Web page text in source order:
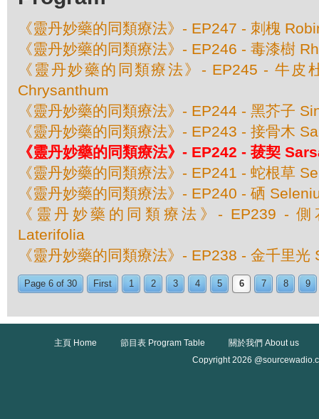
《靈丹妙藥的同類療法》- EP247 - 刺槐
《靈丹妙藥的同類療法》- EP246 - 毒漆樹
《靈丹妙藥的同類療法》- EP245 - 牛皮
Chrysanthum
《靈丹妙藥的同類療法》- EP244 - 黑芥子
《靈丹妙藥的同類療法》- EP243 - 接骨木
《靈丹妙藥的同類療法》- EP242 - 菝契
《靈丹妙藥的同類療法》- EP241 - 蛇根草
《靈丹妙藥的同類療法》- EP240 - 硒
《靈丹妙藥的同類療法》- EP239 - 側
Laterifolia
《靈丹妙藥的同類療法》- EP238 - 金千里
Page 6 of 30 First 1 2 3 4 5 6 7 8 9
主頁 Home 節目表 Program Table
關於我們 About us
Copyright 2026